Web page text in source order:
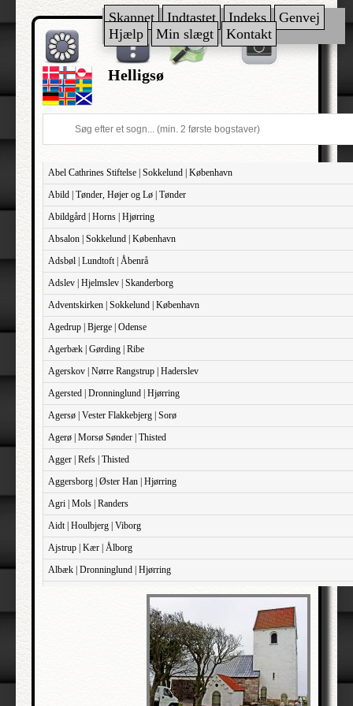
Skannet Indtastet Indeks
Genvej
Hjælp
Min slægt Kontakt
Helligsø
Abel Cathrines Stiftelse | Sokkelund | København
Abild | Tønder, Højer og Lø | Tønder
Abildgård | Horns | Hjørring
Absalon | Sokkelund | København
Adsbøl | Lundtoft | Åbenrå
Adslev | Hjelmslev | Skanderborg
Adventskirken | Sokkelund | København
Agedrup | Bjerge | Odense
Agerbæk | Gørding | Ribe
Agerskov | Nørre Rangstrup | Haderslev
Agersted | Dronninglund | Hjørring
Agersø | Vester Flakkebjerg | Sorø
Agerø | Morsø Sønder | Thisted
Agger | Refs | Thisted
Aggersborg | Øster Han | Hjørring
Agri | Mols | Randers
Aidt | Houlbjerg | Viborg
Ajstrup | Kær | Ålborg
Albæk | Dronninglund | Hjørring
Albæk | Støvring | Randers
Albøge | Djurs Sønder | Randers
Alderslyst | Gjern | Skanderborg
Aldersro | Sokkelund | København
Allehelgen | Sokkelund | København
Aller | Sønder Tyrstrup | Haderslev